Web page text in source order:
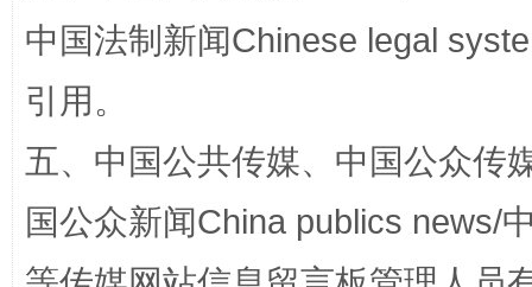
中国法制新闻Chinese legal
引用。
五、中国公共传媒、中国公众传
国公众新闻China publics news/